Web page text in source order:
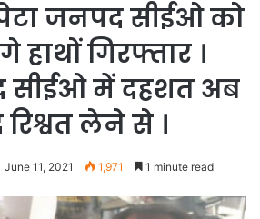
जनपद सीईओ को
हाथों गिरफ्तार ।
सीईओ में दहशत अब
लेने से ।
June 11, 2021 1,971 1 minute read